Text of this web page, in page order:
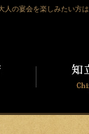
人の宴会を楽しみたい方は